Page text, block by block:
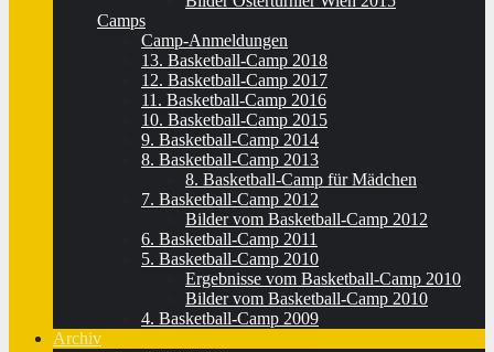
Camps
Camp-Anmeldungen
13. Basketball-Camp 2018
12. Basketball-Camp 2017
11. Basketball-Camp 2016
10. Basketball-Camp 2015
9. Basketball-Camp 2014
8. Basketball-Camp 2013
8. Basketball-Camp für Mädchen
7. Basketball-Camp 2012
Bilder vom Basketball-Camp 2012
6. Basketball-Camp 2011
5. Basketball-Camp 2010
Ergebnisse vom Basketball-Camp 2010
Bilder vom Basketball-Camp 2010
4. Basketball-Camp 2009
Archiv